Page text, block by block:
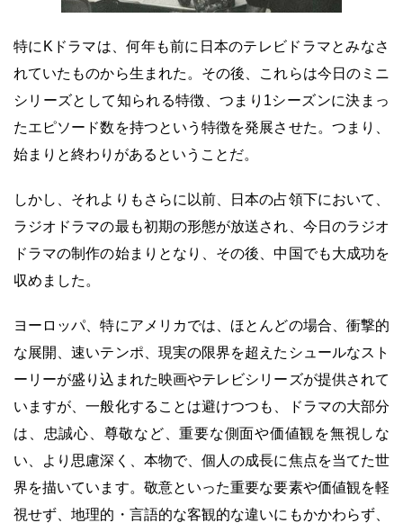
特にKドラマは、何年も前に日本のテレビドラマとみなさ
れていたものから生まれた。その後、これらは今日のミニ
シリーズとして知られる特徴、つまり1シーズンに決まっ
たエピソード数を持つという特徴を発展させた。つまり、
始まりと終わりがあるということだ。
しかし、それよりもさらに以前、日本の占領下において、
ラジオドラマの最も初期の形態が放送され、今日のラジオ
ドラマの制作の始まりとなり、その後、中国でも大成功を
収めました。
ヨーロッパ、特にアメリカでは、ほとんどの場合、衝撃的
な展開、速いテンポ、現実の限界を超えたシュールなスト
ーリーが盛り込まれた映画やテレビシリーズが提供されて
いますが、一般化することは避けつつも、ドラマの大部分
は、忠誠心、尊敬など、重要な側面や価値観を無視しな
い、より思慮深く、本物で、個人の成長に焦点を当てた世
界を描いています。敬意といった重要な要素や価値観を軽
視せず、地理的・言語的な客観的な違いにもかかわらず、